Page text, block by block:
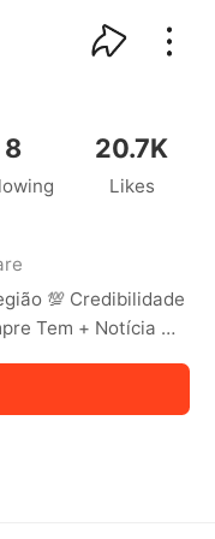
8 20.7K
Likes
💯 Credibilidade
Tem + Notícia 💻